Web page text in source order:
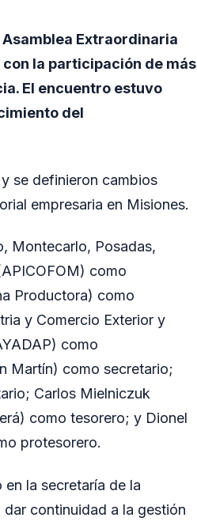
Extraordinaria
la participación de más
El encuentro estuvo
del
se definieron cambios
empresaria en Misiones.
Montecarlo, Posadas,
como
Productora) como
y Comercio Exterior y
como
Martín) como secretario;
Carlos Mielniczuk
como tesorero; y Dionel
protesorero.
la secretaría de la
continuidad a la gestión